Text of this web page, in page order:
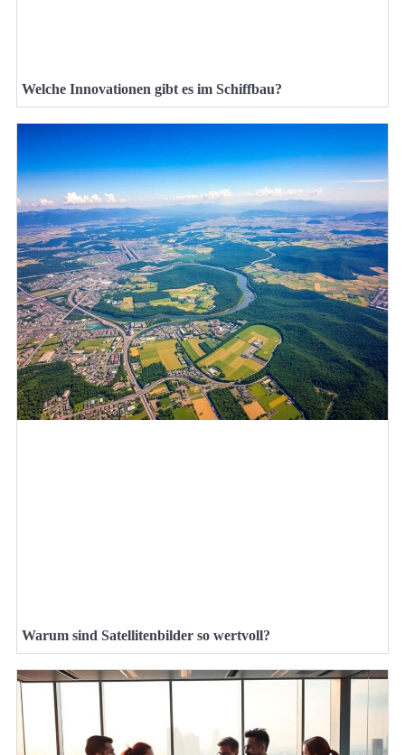
Welche Innovationen gibt es im Schiffbau?
Warum sind Satellitenbilder so wertvoll?